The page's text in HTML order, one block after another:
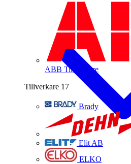
ABB Tillverkare
Tillverkare 17
Brady
Elit AB
ELKO